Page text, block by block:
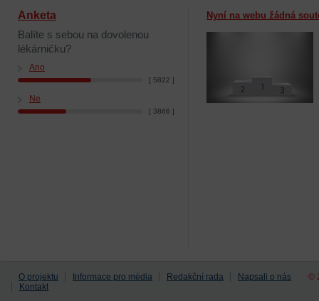
Anketa
Balíte s sebou na dovolenou
lékárničku?
Ano
[ 5822 ]
Ne
[ 3866 ]
Nyní na webu žádná
©
O projektu Informace pro média Redakční rada
Napsali o nás
Kontakt